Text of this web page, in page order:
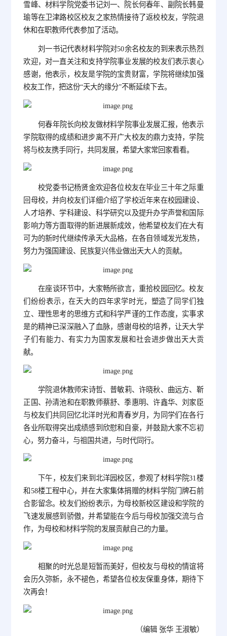
雪峰、材料学院党委书记刘一、院长何春年、副院长韩曼
瑜等在卫津路校区校友之家热情接待了返校校友，学院退
休和在职教师代表参加了活动。
刘一书记代表材料学院对50余名校友的到来表示热烈
欢迎，对一直关注和支持学院事业发展的校友们表示衷心
感谢，他表示，校友是学院的宝贵财富，学院将继续加强
校友工作，把这份“天大的缘分”不断延续下去。
何春年院长向校友做材料学院事业发展汇报，他表示
学院取得的成绩和进步离不开广大校友的鼎力支持，学院
将与校友携手同行，共同发展，希望大家常回家看看。
校党委书记杨贤金欢迎各位校友在毕业三十年之际重
回母校，并向校友们详细介绍了学校近年来在校园建设、
人才培养、学科建设、科学研究以及提升办学声誉和国际
影响力等方面取得的新进展新成效，他希望校友们在大有
可为的新时代继续传承天大品格，在各自领域发光发热，
努力为强国建设、民族复兴伟业做出天大人的贡献。
在座谈环节中，大家畅所欲言，重拾校园回忆。校友
们纷纷表示，在天大的四年求学时光，塑造了同学们独
立、理性思考的思维方式和科学严谨的工作态度，实事求
是的精神已深深融入了血脉，感谢母校的培养，让天大学
子们有能力、有实力为国家发展和社会进步做出天大贡
献。
学院退休教师宋诗哲、普敏莉、许晓秋、曲远方、靳
正国、孙清池和在职教师蔡舒、季惠明、许鑫华、刘家臣
与校友们共同回忆北洋时光和青春岁月，为同学们在各行
各业所取得突出成绩感到欣慰和自豪，并鼓励大家不忘初
心，努力奋斗，与祖国共进，与时代同行。
下午，校友们来到北洋园校区，参观了材料学院31楼
和58楼工程中心，并在大家集体捐赠的材料学院门牌石前
合影留念。校友们纷纷表示，为母校新校区建设和学院的
飞速发展感到骄傲，并希望能在今后与母校加强交流与合
作，为母校和材料学院的发展贡献自己的力量。
相聚的时光总是短暂而美好，但校友与母校的情谊将
会历久弥新，永不褪色，希望各位校友保重身体，期待下
次再会！
（编辑 张华 王淑敏）